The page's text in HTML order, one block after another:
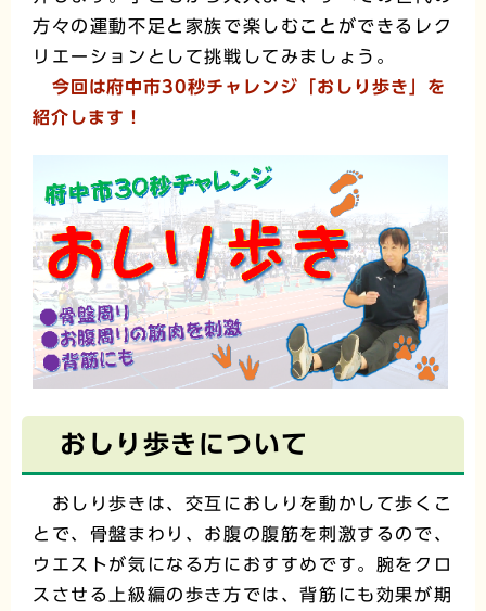
方々の運動不足と家族で楽しむことができるレク
リエーションとして挑戦してみましょう。
今回は府中市30秒チャレンジ「おしり歩き」を
紹介します！
おしり歩きについて
おしり歩きは、交互におしりを動かして歩くこ
とで、骨盤まわり、お腹の腹筋を刺激するので、
ウエストが気になる方におすすめです。腕をクロ
スさせる上級編の歩き方では、背筋にも効果が期